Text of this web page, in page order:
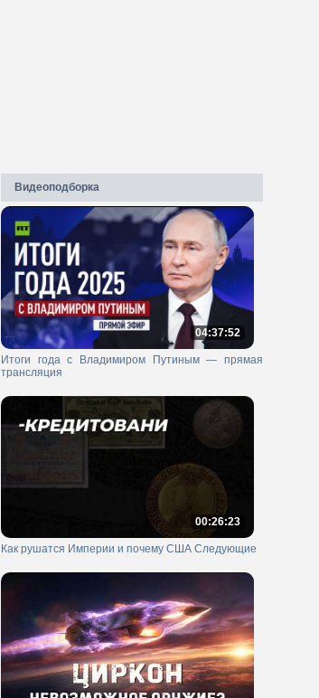
Видеоподборка
04:37:52
Итоги года с Владимиром Путиным — прямая
трансляция
00:26:23
Как рушатся Империи и почему США Следующие